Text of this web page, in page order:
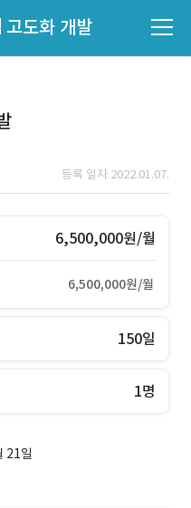
고도화 개발
등록 일자 2022.01.07.
6,500,000원/월
6,500,000원/월
150일
1명
21일